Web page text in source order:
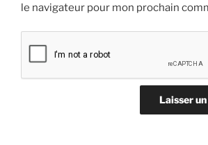
le navigateur pour mon prochain